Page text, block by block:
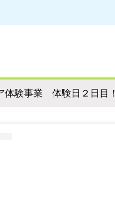
体験事業 体験日２日目！